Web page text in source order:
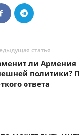
статья
ли Армения
политики?
ответа